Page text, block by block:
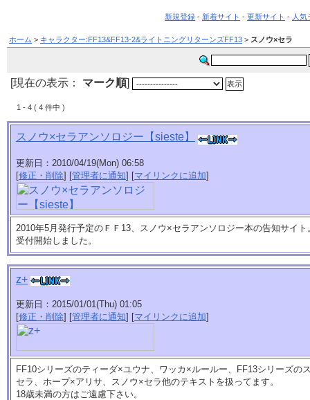
新規登録 - 新着サイト - 更新サイト - 人
ホーム > キャラクター:FF13&FF13-2&ライトニングリターンズFF13 > スノウ×セラ
[現在の表示： マーク順]
1 - 4 ( 4 件中 )
スノウ×セラアンソロジー【sieste】
更新日：2010/04/19(Mon) 06:58
[修正・削除] [管理者に通知] [マイリンクに追加]
2010年5月発行予定のＦＦ13、スノウ×セラアンソロジー本の告知サイ
受付開始しました。
z+
更新日：2015/01/01(Thu) 01:05
[修正・削除] [管理者に通知] [マイリンクに追加]
FF10シリーズのティーダ×ユウナ、ワッカ×ルールー、FF13シリーズの
セラ、ホープ×アリサ、スノウ×セラ他のテキストを扱ってます。
18歳未満の方はご遠慮下さい。